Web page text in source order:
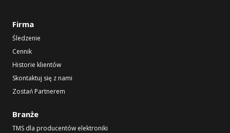
Firma
Śledzenie
Cennik
Historie klientów
Skontaktuj się z nami
Zostań Partnerem
Branże
TMS dla producentów elektroniki